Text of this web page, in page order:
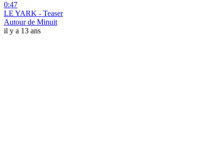
0:47
LE YARK - Teaser
Autour de Minuit
il y a 13 ans